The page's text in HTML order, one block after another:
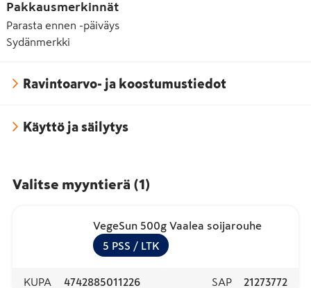
Pakkausmerkinnät
Parasta ennen -päiväys
Sydänmerkki
Ravintoarvo- ja koostumustiedot
Käyttö ja säilytys
Valitse myyntierä (1 )
VegeSun 500g Vaalea soijarouhe
5 PSS / LTK
KUPA 4742885011226 SAP 21273772